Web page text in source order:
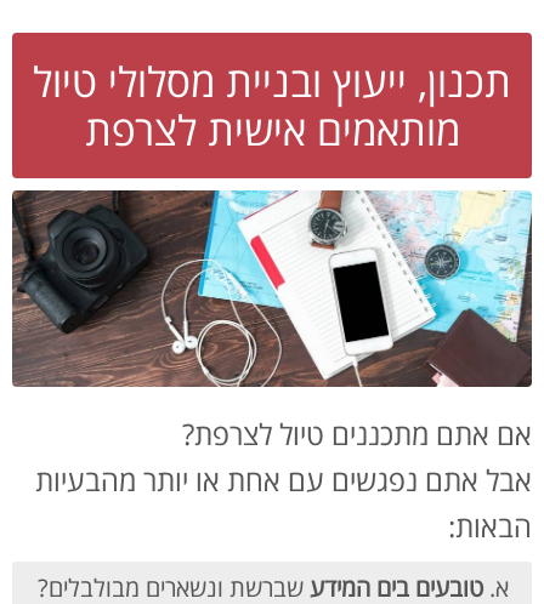
תכנון, ייעוץ ובניית מסלולי טיול
מותאמים אישית לצרפת
אם אתם מתכננים טיול לצרפת?
אבל אתם נפגשים עם אחת או יותר מהבעיות
הבאות:
טובעים בים המידעשברשת ונשארים מבולבלים?